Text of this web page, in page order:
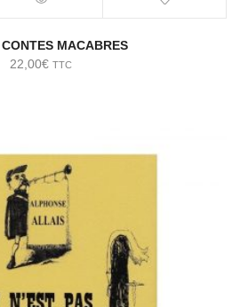
MACABRES
22,00€ TTC